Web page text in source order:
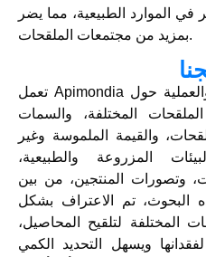
في الموارد الطبيعية، مما يضر
بمزيد من مجتمعات الملقحات.
تعمل Apimondia على تطوير المعرفة النظرية والعملية حول
المختلفة، والسمات
والقيمة الملموسة وغير
المزروعة والطبيعية،
وتصورات المنتجين، من بين
البحوث، تم الاعتراف بشكل
المختلفة لتلقيح المحاصيل،
ويسهل التحديد الكمي